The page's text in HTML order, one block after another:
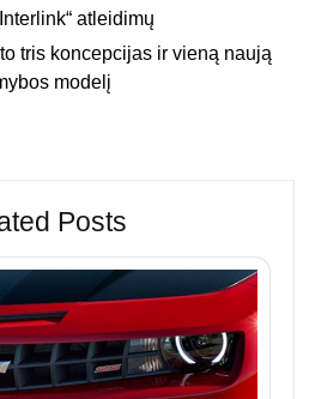
atleidimų
tris koncepcijas ir vieną naują
modelį
Posts